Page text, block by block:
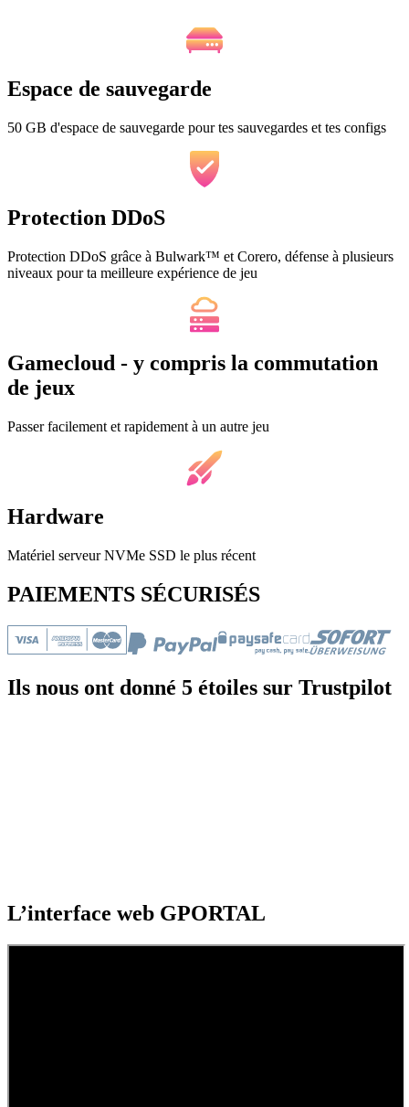
Espace de sauvegarde
50 GB d'espace de sauvegarde pour tes sauvegardes et tes configs
Protection DDoS
Protection DDoS grâce à Bulwark™ et Corero, défense à plusieurs
niveaux pour ta meilleure expérience de jeu
Gamecloud - y compris la commutation
de jeux
Passer facilement et rapidement à un autre jeu
Hardware
Matériel serveur NVMe SSD le plus récent
PAIEMENTS SÉCURISÉS
Ils nous ont donné 5 étoiles sur Trustpilot
L’interface web GPORTAL